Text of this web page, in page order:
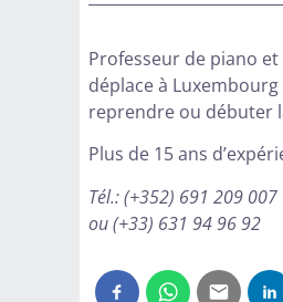
Professeur de piano
déplace à
reprendre ou débuter
Plus de 15 ans
Tél.: (+352) 691 209 007
ou (+33) 631 94 96 92